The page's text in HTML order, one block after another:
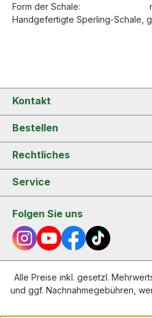
Form der Schale:
Handgefertigte Sperling-Schale,
Kontakt
Bestellen
Rechtliches
Service
Folgen Sie uns
Alle Preise inkl. gesetzl.
und ggf. Nachnahmegebühren,